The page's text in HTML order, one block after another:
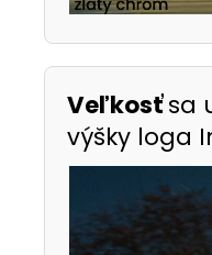
Veľkosťsa
výšky loga